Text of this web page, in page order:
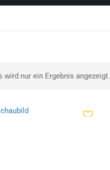
wird nur ein Ergebnis angezeigt.